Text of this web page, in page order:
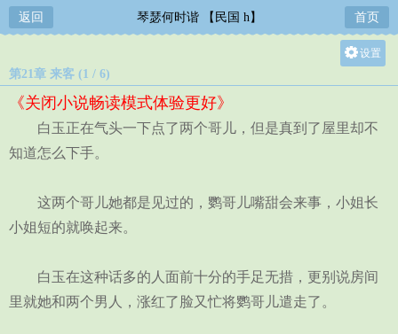
返回 琴瑟何时谐 【民国 h】 首页
设置
中
第21章 来客 (1 / 6)
《关闭小说畅读模式体验更好》
白玉正在气头一下点了两个哥儿，但是真到了屋里却不
知道怎么下手。
这两个哥儿她都是见过的，鹦哥儿嘴甜会来事，小姐长
小姐短的就唤起来。
白玉在这种话多的人面前十分的手足无措，更别说房间
里就她和两个男人，涨红了脸又忙将鹦哥儿遣走了。